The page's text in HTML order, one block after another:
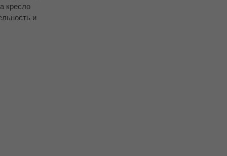
кресло
и